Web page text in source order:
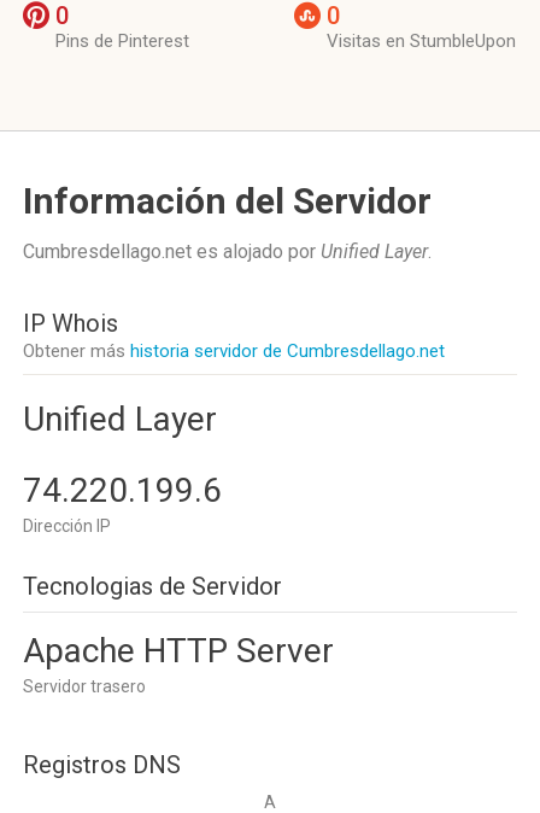
0
Pins de Pinterest
0
Visitas en StumbleUpon
Información del Servidor
Cumbresdellago.net es alojado por Unified Layer.
IP Whois
Obtener más historia servidor de Cumbresdellago.net
Unified Layer
74.220.199.6
Dirección IP
Tecnologias de Servidor
Apache HTTP Server
Servidor trasero
Registros DNS
A